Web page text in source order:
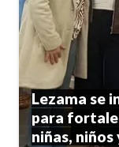
Lezama se
para
niñas,